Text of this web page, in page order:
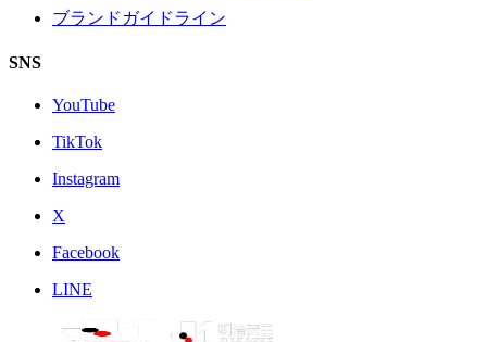
ブランドガイドライン
SNS
YouTube
TikTok
Instagram
X
Facebook
LINE